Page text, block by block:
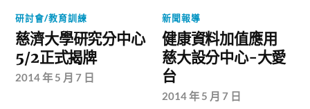
研討會/教育訓練
慈濟大學研究分中心
5/2正式揭牌
2014 年 5 月 7 日
新聞報導
健康資料加值應用
慈大設分中心-大愛
台
2014 年 5 月 7 日